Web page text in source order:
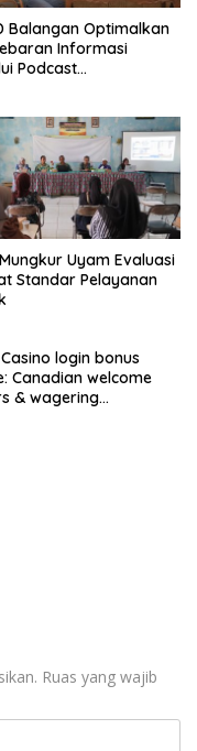
Balangan Optimalkan
Informasi
Podcast
Uyam Evaluasi
Standar Pelayanan
login bonus
Canadian welcome
& wagering
Ruas yang wajib